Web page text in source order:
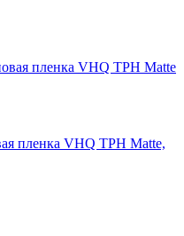
пленка VHQ TPH Matte,